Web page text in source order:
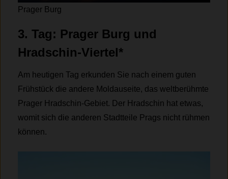
Prager Burg
3. Tag: Prager Burg und
Hradschin-Viertel*
Am heutigen Tag erkunden Sie nach einem guten
Frühstück die andere Moldauseite, das weltberühmte
Prager Hradschin-Gebiet. Der Hradschin hat etwas,
womit sich die anderen Stadtteile Prags nicht rühmen
können.